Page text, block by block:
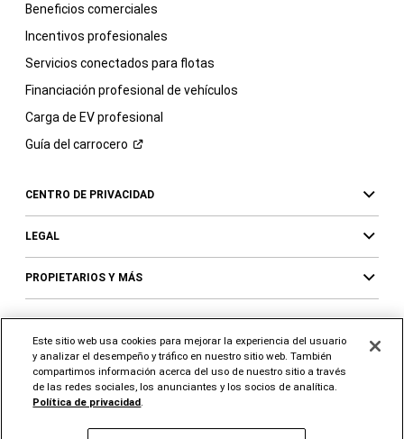
Beneficios comerciales
Incentivos profesionales
Servicios conectados para flotas
Financiación profesional de vehículos
Carga de EV profesional
Guía del carrocero
CENTRO DE PRIVACIDAD
LEGAL
PROPIETARIOS Y MÁS
SÍGUENOS
Visita
a
Ram
Visita
a
Ram
Visita
a
Ram
Visita
a
Ram
Visita
Ram
Visita
Ram
SUPPORT
Este sitio web usa cookies para mejorar la experiencia del usuario
y analizar el desempeño y tráfico en nuestro sitio web. También
compartimos información acerca del uso de nuestro sitio a través
de las redes sociales, los anunciantes y los socios de analítica.
Política de privacidad.